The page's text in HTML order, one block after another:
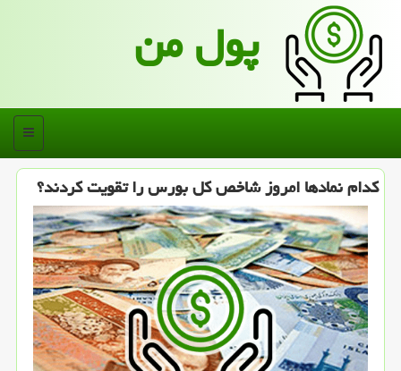
پول من
منو
كدام نمادها امروز شاخص كل بورس را تقویت كردند؟